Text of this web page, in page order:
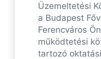
Üzemeltetési
a Budapest
Ferencváros
működtetési
tartozó